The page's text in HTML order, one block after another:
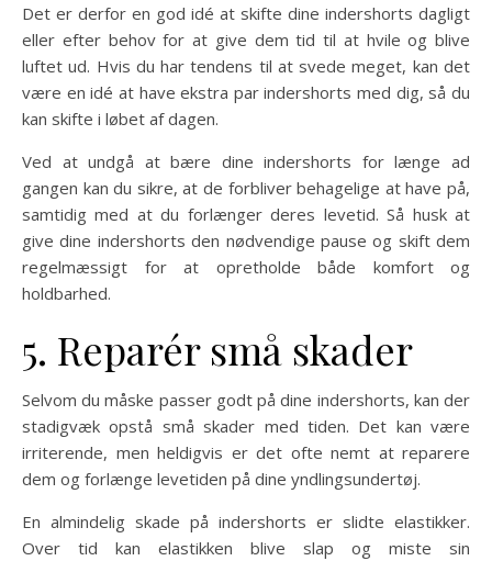
Det er derfor en god idé at skifte dine indershorts dagligt
eller efter behov for at give dem tid til at hvile og blive
luftet ud. Hvis du har tendens til at svede meget, kan det
være en idé at have ekstra par indershorts med dig, så du
kan skifte i løbet af dagen.
Ved at undgå at bære dine indershorts for længe ad
gangen kan du sikre, at de forbliver behagelige at have på,
samtidig med at du forlænger deres levetid. Så husk at
give dine indershorts den nødvendige pause og skift dem
regelmæssigt for at opretholde både komfort og
holdbarhed.
5. Reparér små skader
Selvom du måske passer godt på dine indershorts, kan der
stadigvæk opstå små skader med tiden. Det kan være
irriterende, men heldigvis er det ofte nemt at reparere
dem og forlænge levetiden på dine yndlingsundertøj.
En almindelig skade på indershorts er slidte elastikker.
Over tid kan elastikken blive slap og miste sin